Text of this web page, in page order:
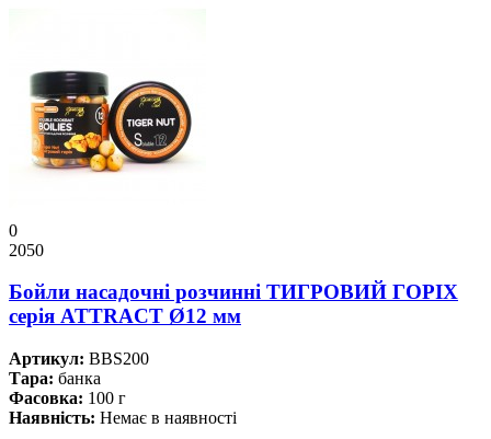
0
2050
Бойли насадочні розчинні ТИГРОВИЙ ГОРІХ
серiя ATTRACT Ø12 мм
Артикул: BBS200
Тара: банка
Фасовка: 100 г
Наявність: Немає в наявності